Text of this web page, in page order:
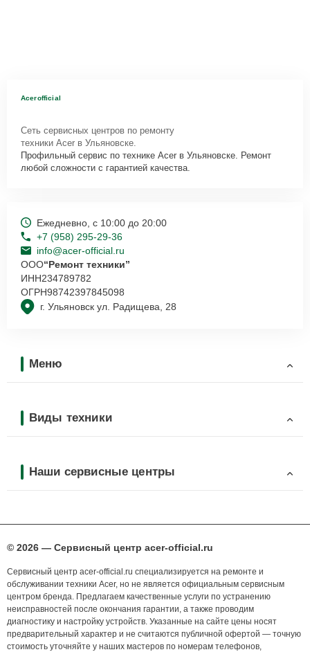
Acerofficial
Сеть сервисных центров по ремонту
техники Acer в Ульяновске.
Профильный сервис по технике Acer в Ульяновске. Ремонт
любой сложности с гарантией качества.
г. Ульяновск ул. Радищева, 28
Ежедневно, с 10:00 до 20:00
+7 (958) 295-29-36
info@acer-official.ru
ООО“Ремонт техники”
ИНН234789782
ОГРН98742397845098
Меню
Виды техники
Наши сервисные центры
© 2026 — Сервисный центр acer-official.ru
Сервисный центр acer-official.ru специализируется на ремонте и
обслуживании техники Acer, но не является официальным сервисным
центром бренда. Предлагаем качественные услуги по устранению
неисправностей после окончания гарантии, а также проводим
диагностику и настройку устройств. Указанные на сайте цены носят
предварительный характер и не считаются публичной офертой — точную
стоимость уточняйте у наших мастеров по номерам телефонов,